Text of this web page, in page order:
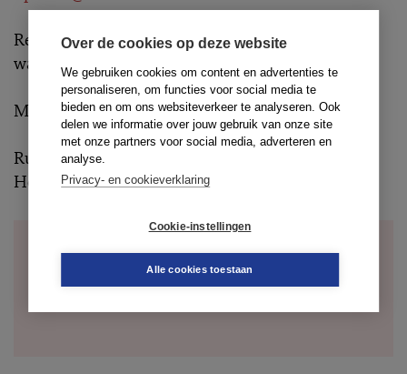
Over de cookies op deze website
We gebruiken cookies om content en advertenties te
personaliseren, om functies voor social media te
bieden en om ons websiteverkeer te analyseren. Ook
delen we informatie over jouw gebruik van onze site
met onze partners voor social media, adverteren en
analyse.
Privacy- en cookieverklaring
Cookie-instellingen
Alle cookies toestaan
Rest mij mede namens Elmira van Vliet u nog een
waanzinnig 2016 toe te wensen!
Met vriendelijke groet,
Ruben Houweling
Hoofdredacteur AR Updates
ANNOTATIE:Een loodkeuring is volgens de
rechter verplicht. Anders: de wetgever?